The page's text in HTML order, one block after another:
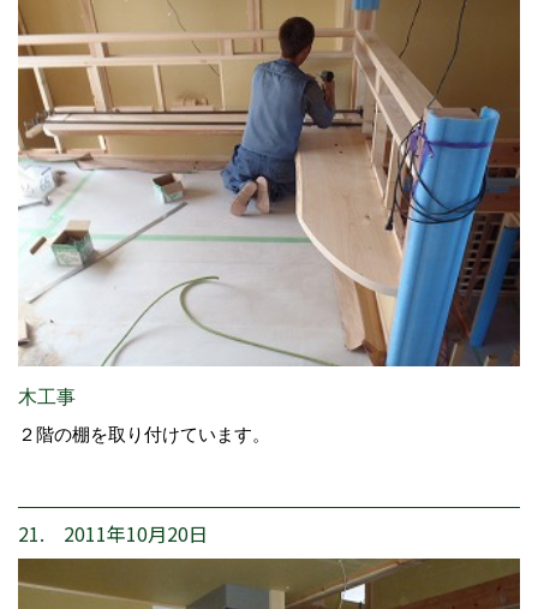
木工事
２階の棚を取り付けています。
21. 2011年10月20日